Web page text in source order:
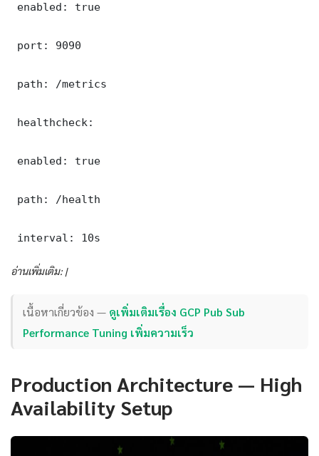
enabled: true
port: 9090
path: /metrics
healthcheck:
enabled: true
path: /health
interval: 10s
อ่านเพิ่มเติม: |
เนื้อหาเกี่ยวข้อง — ดูเพิ่มเติมเรื่อง GCP Pub Sub
Performance Tuning เพิ่มความเร็ว
Production Architecture — High
Availability Setup